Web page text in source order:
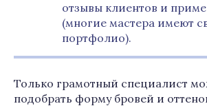
отзывы клиентов и
(многие мастера имеют
портфолио).
Только грамотный специалист
подобрать форму бровей и